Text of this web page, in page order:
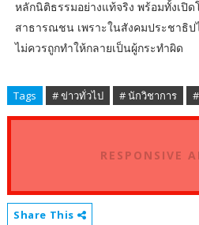
หลักนิติธรรมอย่างแท้จริง พร้อมทั้งเปิ
สาธารณชน เพราะในสังคมประชาธิ
ไม่ควรถูกทำให้กลายเป็นผู้กระทำผิด
Tags # ข่าวทั่วไป # นักวิชาการ
RESPONSIVE
Share This